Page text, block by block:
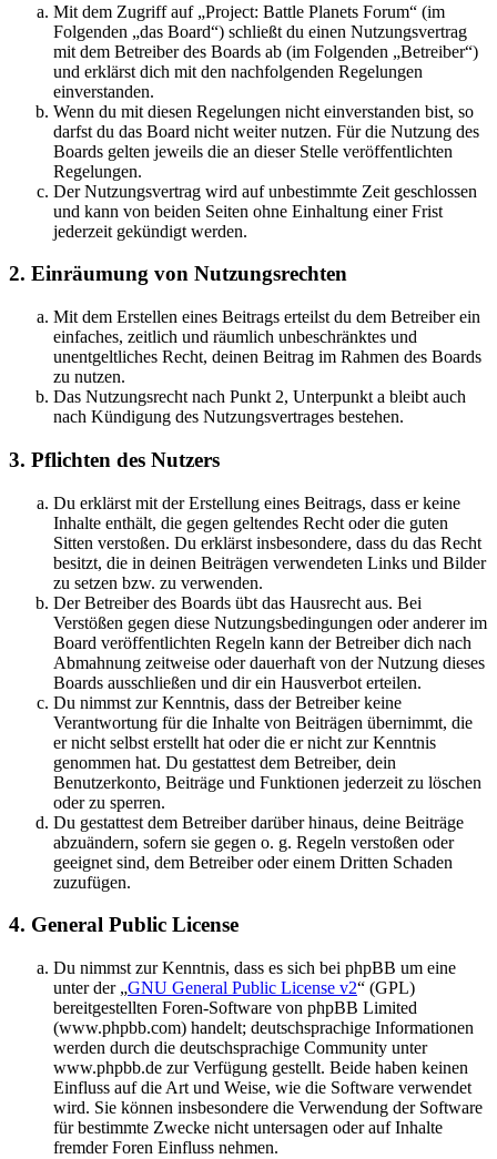
Mit dem Zugriff auf „Project: Battle Planets Forum“ (im
Folgenden „das Board“) schließt du einen Nutzungsvertrag
mit dem Betreiber des Boards ab (im Folgenden „Betreiber“)
und erklärst dich mit den nachfolgenden Regelungen
einverstanden.
Wenn du mit diesen Regelungen nicht einverstanden bist, so
darfst du das Board nicht weiter nutzen. Für die Nutzung des
Boards gelten jeweils die an dieser Stelle veröffentlichten
Regelungen.
Der Nutzungsvertrag wird auf unbestimmte Zeit geschlossen
und kann von beiden Seiten ohne Einhaltung einer Frist
jederzeit gekündigt werden.
2. Einräumung von Nutzungsrechten
Mit dem Erstellen eines Beitrags erteilst du dem Betreiber ein
einfaches, zeitlich und räumlich unbeschränktes und
unentgeltliches Recht, deinen Beitrag im Rahmen des Boards
zu nutzen.
Das Nutzungsrecht nach Punkt 2, Unterpunkt a bleibt auch
nach Kündigung des Nutzungsvertrages bestehen.
3. Pflichten des Nutzers
Du erklärst mit der Erstellung eines Beitrags, dass er keine
Inhalte enthält, die gegen geltendes Recht oder die guten
Sitten verstoßen. Du erklärst insbesondere, dass du das Recht
besitzt, die in deinen Beiträgen verwendeten Links und Bilder
zu setzen bzw. zu verwenden.
Der Betreiber des Boards übt das Hausrecht aus. Bei
Verstößen gegen diese Nutzungsbedingungen oder anderer im
Board veröffentlichten Regeln kann der Betreiber dich nach
Abmahnung zeitweise oder dauerhaft von der Nutzung dieses
Boards ausschließen und dir ein Hausverbot erteilen.
Du nimmst zur Kenntnis, dass der Betreiber keine
Verantwortung für die Inhalte von Beiträgen übernimmt, die
er nicht selbst erstellt hat oder die er nicht zur Kenntnis
genommen hat. Du gestattest dem Betreiber, dein
Benutzerkonto, Beiträge und Funktionen jederzeit zu löschen
oder zu sperren.
Du gestattest dem Betreiber darüber hinaus, deine Beiträge
abzuändern, sofern sie gegen o. g. Regeln verstoßen oder
geeignet sind, dem Betreiber oder einem Dritten Schaden
zuzufügen.
4. General Public License
Du nimmst zur Kenntnis, dass es sich bei phpBB um eine
unter der „GNU General Public License v2“ (GPL)
bereitgestellten Foren-Software von phpBB Limited
(www.phpbb.com) handelt; deutschsprachige Informationen
werden durch die deutschsprachige Community unter
www.phpbb.de zur Verfügung gestellt. Beide haben keinen
Einfluss auf die Art und Weise, wie die Software verwendet
wird. Sie können insbesondere die Verwendung der Software
für bestimmte Zwecke nicht untersagen oder auf Inhalte
fremder Foren Einfluss nehmen.